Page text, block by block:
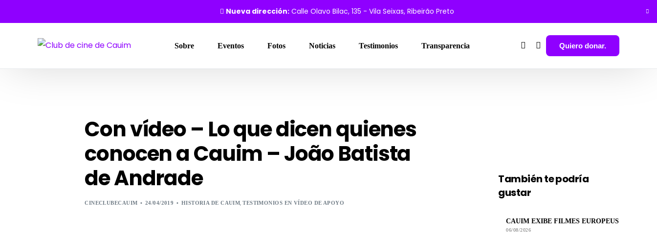
Nueva dirección: Calle Olavo Bilac, 135 - Vila Seixas, Ribeirão Preto
Sobre Eventos Fotos Noticias Testimonios Transparencia Quiero donar.
Con vídeo – Lo que dicen quienes
conocen a Cauim – João Batista
de Andrade
CINECLUBECAUIM 24/04/2019 HISTORIA DE CAUIM,TESTIMONIOS EN VÍDEO DE APOYO
También te podría
gustar
CAUIM EXIBE FILMES EUROPEUS
06/08/2026